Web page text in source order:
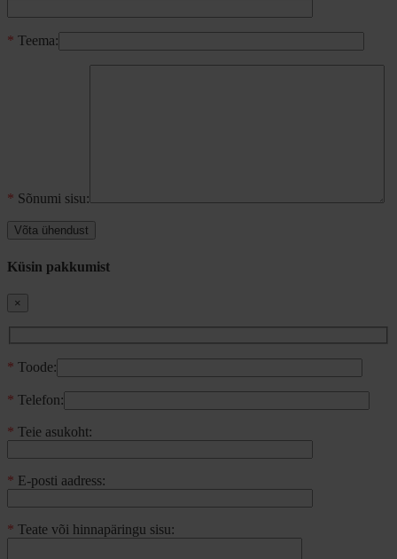
* Teema:
* Sõnumi sisu:
Küsin pakkumist
×
* Toode:
* Telefon:
* Teie asukoht:
* E-posti aadress:
* Teate või hinnapäringu sisu: